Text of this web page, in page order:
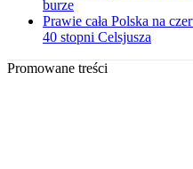
burze
Prawie cała Polska na
40 stopni Celsjusza
Promowane treści